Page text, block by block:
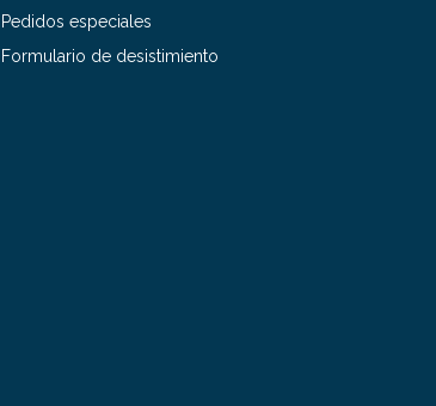
Pedidos especiales
Formulario de desistimiento